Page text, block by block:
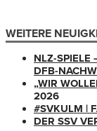
WEITERE
NLZ-SPIELE
DFB-
„WIR
2026
#SVKULM |
DER SSV